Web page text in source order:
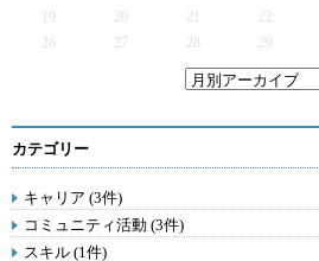
19
20 21 22
26
27 28 29
カテゴリー
キャリア (3件)
コミュニティ活動 (3件)
スキル (1件)